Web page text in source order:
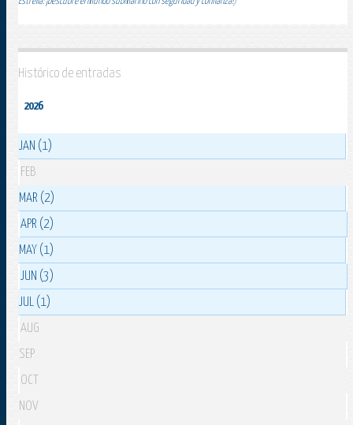
Histórico de entradas
2026
JAN (1)
FEB
MAR (2)
APR (2)
MAY (1)
JUN (3)
JUL (1)
AUG
SEP
OCT
NOV